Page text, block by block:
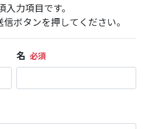
力項目です。
ボタンを押してください。
名